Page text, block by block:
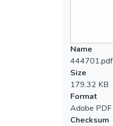
Name
444701.pdf
Size
179.32 KB
Format
Adobe PDF
Checksum